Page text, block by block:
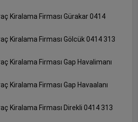
Kiralama Firması Gürakar 0414
Kiralama Firması Gölcük 0414 313
Kiralama Firması Gap Havalimanı
Kiralama Firması Gap Havaalanı
Kiralama Firması Direkli 0414 313